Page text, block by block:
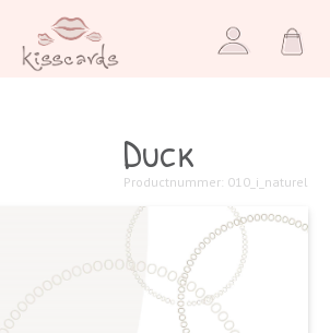
Duck
Productnummer: 010_i_naturel